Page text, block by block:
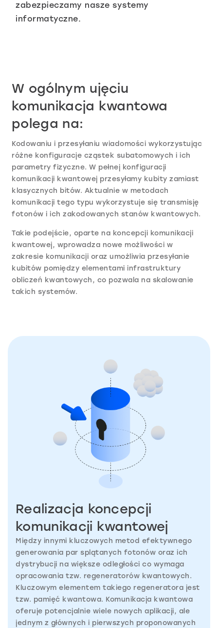
zabezpieczamy nasze systemy
informatyczne.
W ogólnym ujęciu
komunikacja kwantowa
polega na:
Kodowaniu i przesyłaniu wiadomości wykorzystując
różne konfiguracje cząstek subatomowych i ich
parametry fizyczne. W pełnej konfiguracji
komunikacji kwantowej przesyłamy kubity zamiast
klasycznych bitów. Aktualnie w metodach
komunikacji tego typu wykorzystuje się transmisję
fotonów i ich zakodowanych stanów kwantowych.
Takie podejście, oparte na koncepcji komunikacji
kwantowej, wprowadza nowe możliwości w
zakresie komunikacji oraz umożliwia przesyłanie
kubitów pomiędzy elementami infrastruktury
obliczeń kwantowych, co pozwala na skalowanie
takich systemów.
Realizacja koncepcji
komunikacji kwantowej
Między innymi kluczowych metod efektywnego
generowania par splątanych fotonów oraz ich
dystrybucji na większe odległości co wymaga
opracowania tzw. regeneratorów kwantowych.
Kluczowym elementem takiego regeneratora jest
tzw. pamięć kwantowa. Komunikacja kwantowa
oferuje potencjalnie wiele nowych aplikacji, ale
jednym z głównych i pierwszych proponowanych